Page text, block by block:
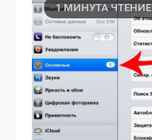
1 МИНУТА ЧТЕНИЕ